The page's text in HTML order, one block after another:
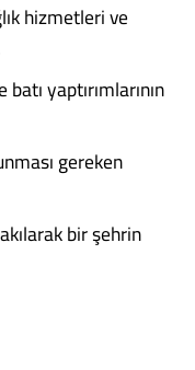
hizmetleri ve
yaptırımlarının
gereken
bir şehrin